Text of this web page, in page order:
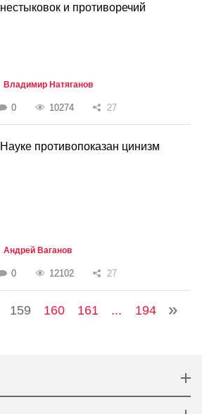
нестыковок и противоречий
Владимир Натяганов
0 10274 27
Науке противопоказан цинизм
Андрей Ваганов
0 12102 27
159 160 161 ... 194